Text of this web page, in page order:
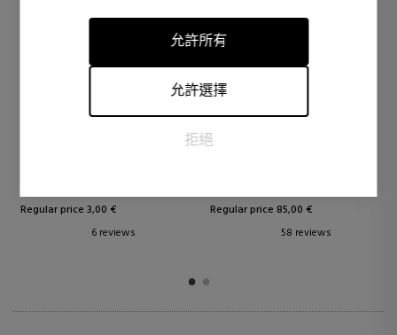
別用戶具有相關性和吸引力的廣告，從而對發布者和第三方
允許所有
允許選擇
拒絕
Regular price 3,00 €
6 reviews
YVES SAINT LAURENT
EAU DE PARFUM
Regular price 85,00 €
58 reviews